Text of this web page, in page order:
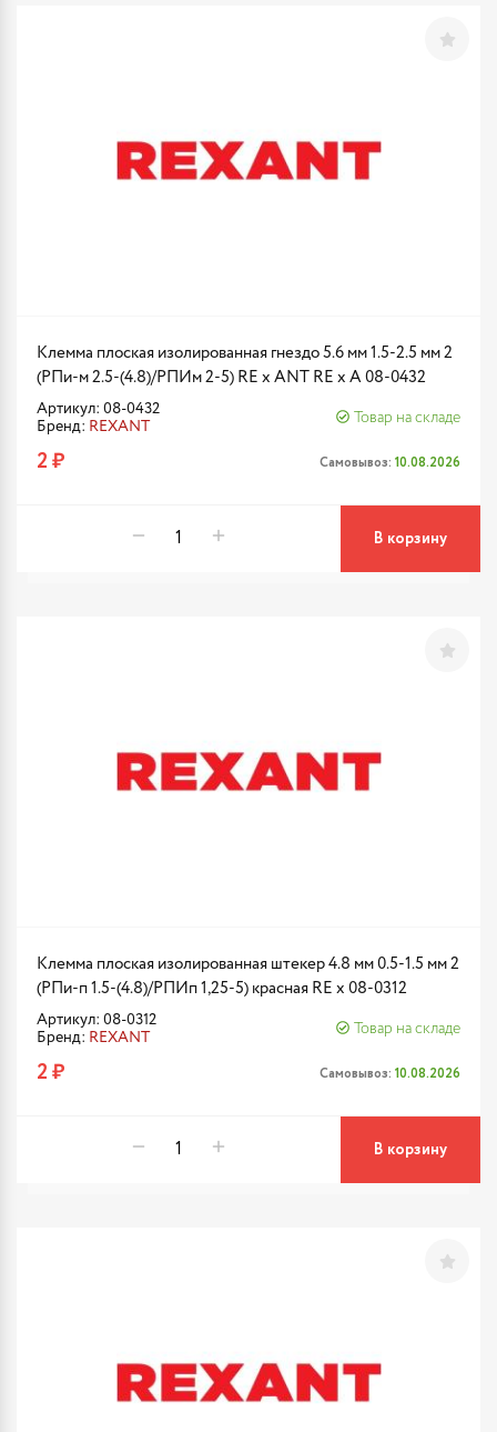
Клемма плоская изолированная гнездо 5.6 мм 1.5-2.5 мм 2
(РПи-м 2.5-(4.8)/РПИм 2-5) RE x ANT RE x A 08-0432
Артикул: 08-0432
Бренд: REXANT
Товар на складе
2 ₽ Самовывоз: 10.08.2026
В корзину
Клемма плоская изолированная штекер 4.8 мм 0.5-1.5 мм 2
(РПи-п 1.5-(4.8)/РПИп 1,25-5) красная RE x 08-0312
Артикул: 08-0312
Бренд: REXANT
Товар на складе
2 ₽ Самовывоз: 10.08.2026
В корзину